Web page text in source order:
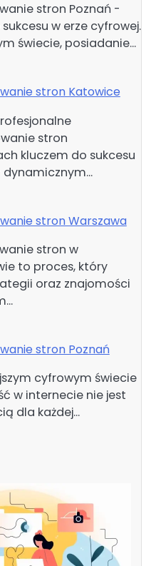
stron Poznań -
w erze cyfrowej.
świecie, posiadanie…
stron Katowice
stron
kluczem do sukcesu
dynamicznym…
stron Warszawa
stron w
to proces, który
oraz znajomości
stron Poznań
cyfrowym świecie
w internecie nie jest
dla każdej…